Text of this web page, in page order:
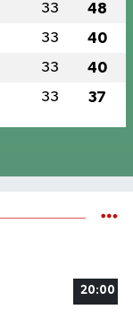
33 48
33 40
33 40
33 37
20:00